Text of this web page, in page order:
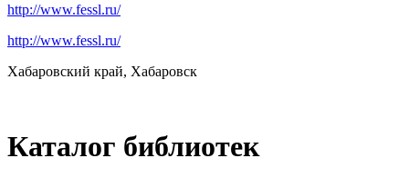
http://www.fessl.ru/
http://www.fessl.ru/
Хабаровский край, Хабаровск
Каталог библиотек